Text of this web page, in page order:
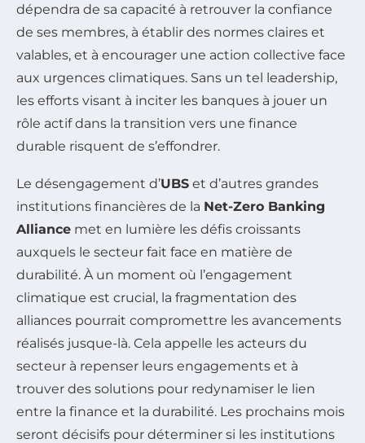
dépendra de sa capacité à retrouver la confiance
de ses membres, à établir des normes claires et
valables, et à encourager une action collective face
aux urgences climatiques. Sans un tel leadership,
les efforts visant à inciter les banques à jouer un
rôle actif dans la transition vers une finance
durable risquent de s’effondrer.
Le désengagement d’UBS et d’autres grandes
institutions financières de la Net-Zero Banking
Alliance met en lumière les défis croissants
auxquels le secteur fait face en matière de
durabilité. À un moment où l’engagement
climatique est crucial, la fragmentation des
alliances pourrait compromettre les avancements
réalisés jusque-là. Cela appelle les acteurs du
secteur à repenser leurs engagements et à
trouver des solutions pour redynamiser le lien
entre la finance et la durabilité. Les prochains mois
seront décisifs pour déterminer si les institutions